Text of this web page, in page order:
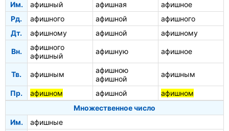
Им.
афишный афишная
афишное
Рд.
афишного афишной
афишного
Дт.
афишному афишной афишному
Вн.
афишного
афишный
афишную афишное
Тв. афишным
афишною
афишной
афишным
Пр. афишном афишной
афишном
Множественное число
Им.
афишные